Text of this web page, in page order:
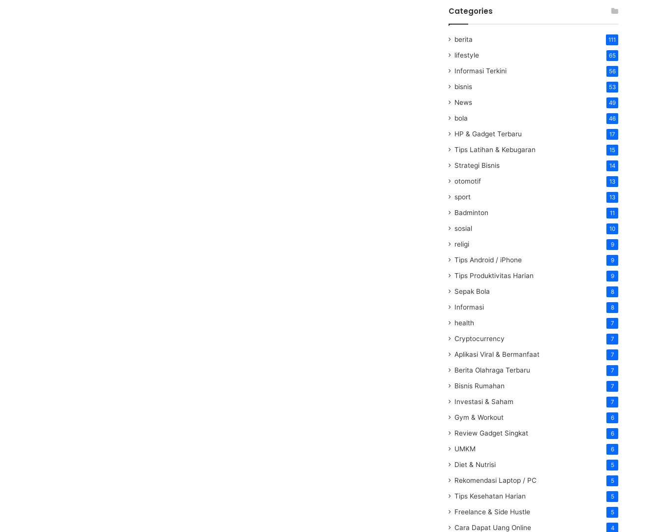
Categories
berita 111
lifestyle 65
Informasi Terkini 56
bisnis 53
News 49
bola 46
HP & Gadget Terbaru 17
Tips Latihan & Kebugaran 15
Strategi Bisnis 14
otomotif 13
sport 13
Badminton 11
sosial 10
religi 9
Tips Android / iPhone 9
Tips Produktivitas Harian 9
Sepak Bola 8
Informasi 8
health 7
Cryptocurrency 7
Aplikasi Viral & Bermanfaat 7
Berita Olahraga Terbaru 7
Bisnis Rumahan 7
Investasi & Saham 7
Gym & Workout 6
Review Gadget Singkat 6
UMKM 6
Diet & Nutrisi 5
Rekomendasi Laptop / PC 5
Tips Kesehatan Harian 5
Freelance & Side Hustle 5
Cara Dapat Uang Online 4